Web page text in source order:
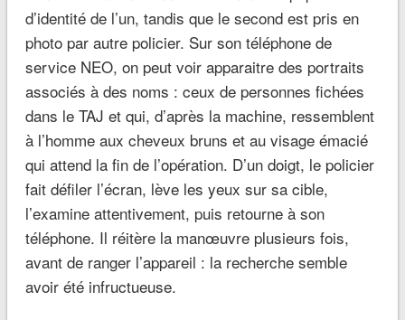
d’identité de l’un, tandis que le second est pris en
photo par autre policier. Sur son téléphone de
service NEO, on peut voir apparaitre des portraits
associés à des noms : ceux de personnes fichées
dans le TAJ et qui, d’après la machine, ressemblent
à l’homme aux cheveux bruns et au visage émacié
qui attend la fin de l’opération. D’un doigt, le policier
fait défiler l’écran, lève les yeux sur sa cible,
l’examine attentivement, puis retourne à son
téléphone. Il réitère la manœuvre plusieurs fois,
avant de ranger l’appareil : la recherche semble
avoir été infructueuse.